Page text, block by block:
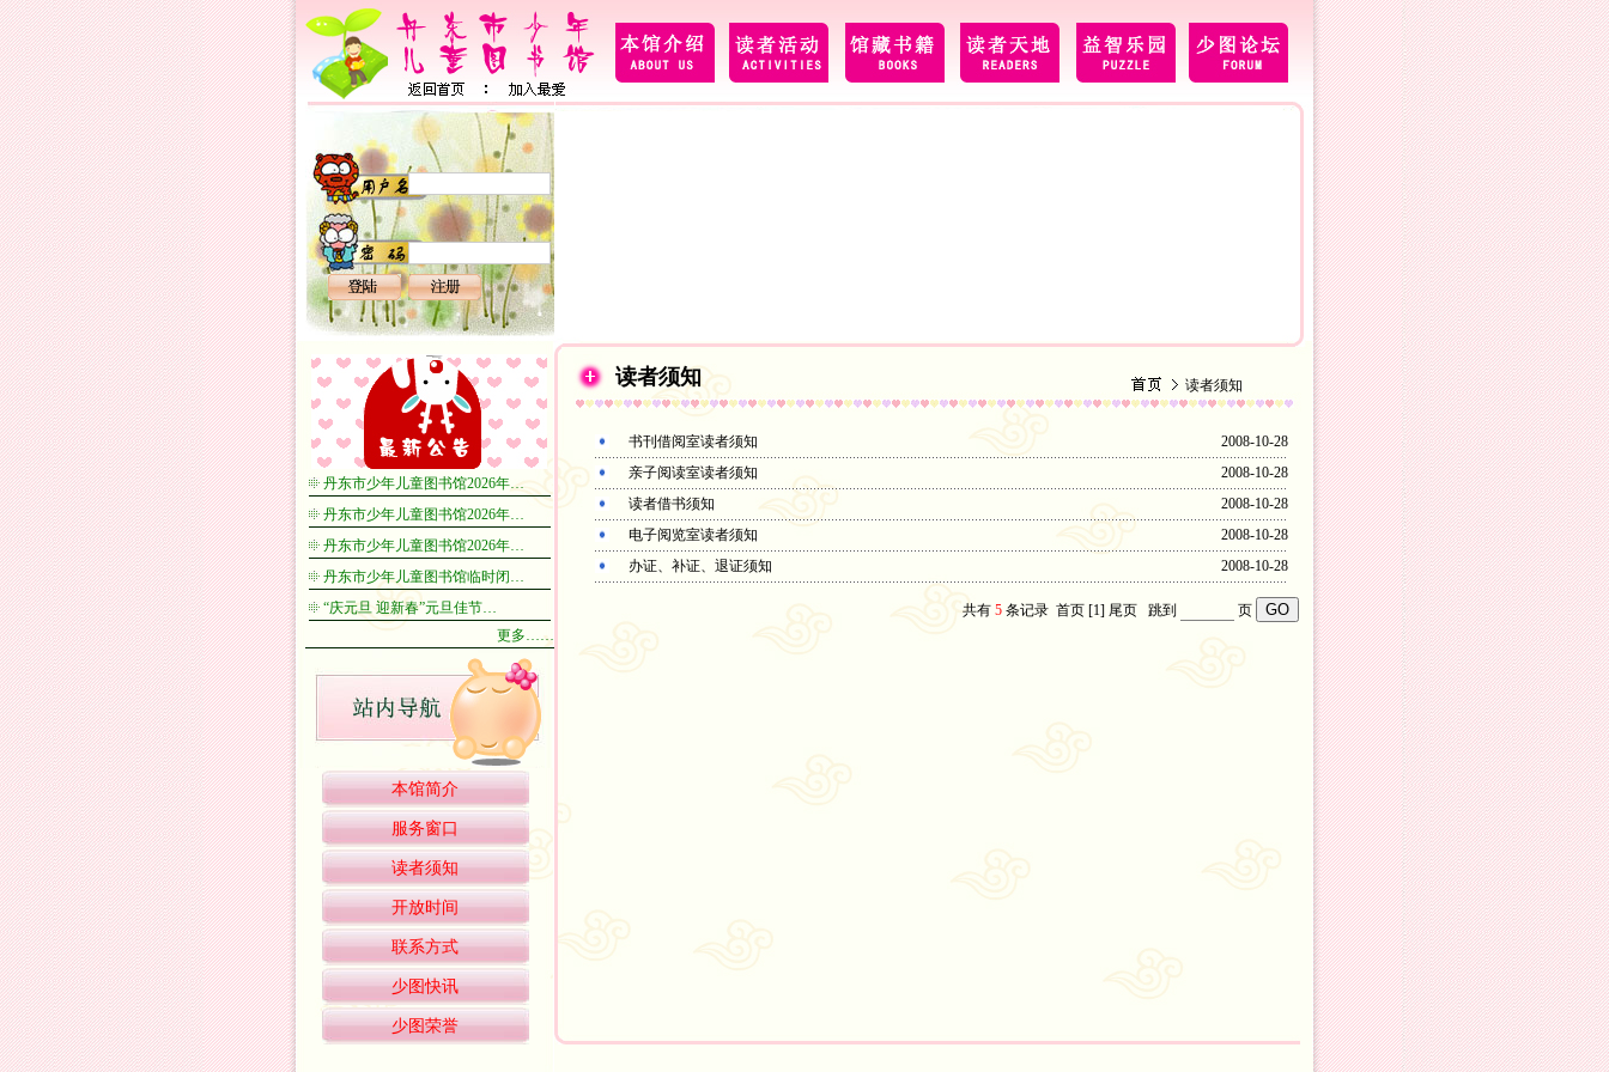
丹东市少年儿童图书馆2026年…
丹东市少年儿童图书馆2026年…
丹东市少年儿童图书馆2026年…
丹东市少年儿童图书馆临时闭…
“庆元旦 迎新春”元旦佳节…
更多……
本馆简介
服务窗口
读者须知
开放时间
联系方式
少图快讯
少图荣誉
读者须知 读者须知
书刊借阅室读者须知
2008-10-28
亲子阅读室读者须知
2008-10-28
读者借书须知
2008-10-28
电子阅览室读者须知
2008-10-28
办证、补证、退证须知
2008-10-28
共有 5 条记录 首页 [1] 尾页 跳到 页